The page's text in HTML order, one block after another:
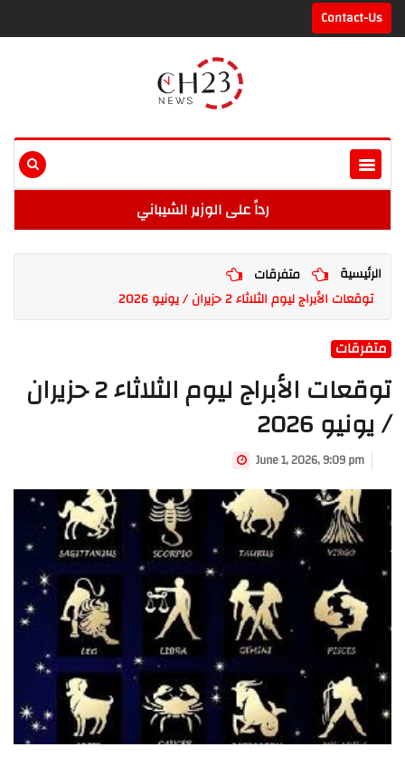
Contact-Us
رداً على الوزير الشيباني
الرئيسية
متفرقات
توقعات الأبراج ليوم الثلاثاء 2 حزيران / يونيو 2026
متفرقات
توقعات الأبراج ليوم الثلاثاء 2 حزيران
/ يونيو 2026
June 1, 2026, 9:09 pm